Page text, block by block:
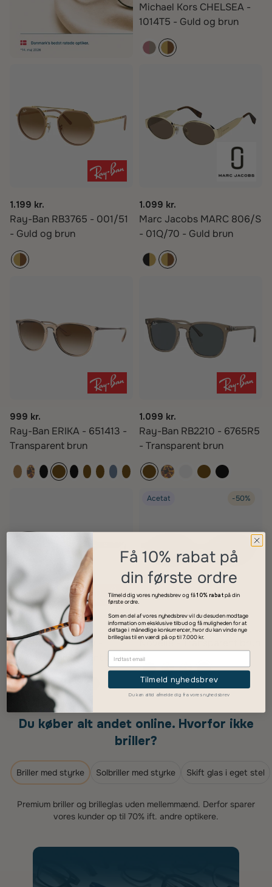
Michael Kors CHELSEA -
1014T5 - Guld og brun
1.199 kr.
Ray-Ban RB3765 - 001/51
- Guld og brun
1.099 kr.
Marc Jacobs MARC 806/S
- 01Q/70 - Guld brun
999 kr.
Ray-Ban ERIKA - 651413 -
Transparent brun
1.099 kr.
Ray-Ban RB2210 - 6765R5
- Transparent brun
999 kr.
Ray-Ban RB4458D -
714/13 - Transparent brun
Acetat -50%
349 kr.699 kr.
Novélle - Transparent brun
Du køber alt andet online. Hvorfor ikke
briller?
Briller med styrke Solbriller med styrke Skift glas i eget stel
Premium briller og brilleglas uden mellemmænd. Derfor sparer
vores kunder op til 70% ift. andre optikere.
Få 10% rabat på
din første ordre
Tilmeld dig vores nyhedsbrev og få10% rabatpå din
første ordre.
Som en del af vores nyhedsbrev vil du desuden modtage
information om eksklusive tilbud og få muligheden for at
deltage i månedlige konkurrencer, hvor du kan vinde nye
brilleglas til en værdi på op til 7.000 kr.
Tilmeld nyhedsbrev
Du kan altid afmelde dig fra vores nyhedsbrev